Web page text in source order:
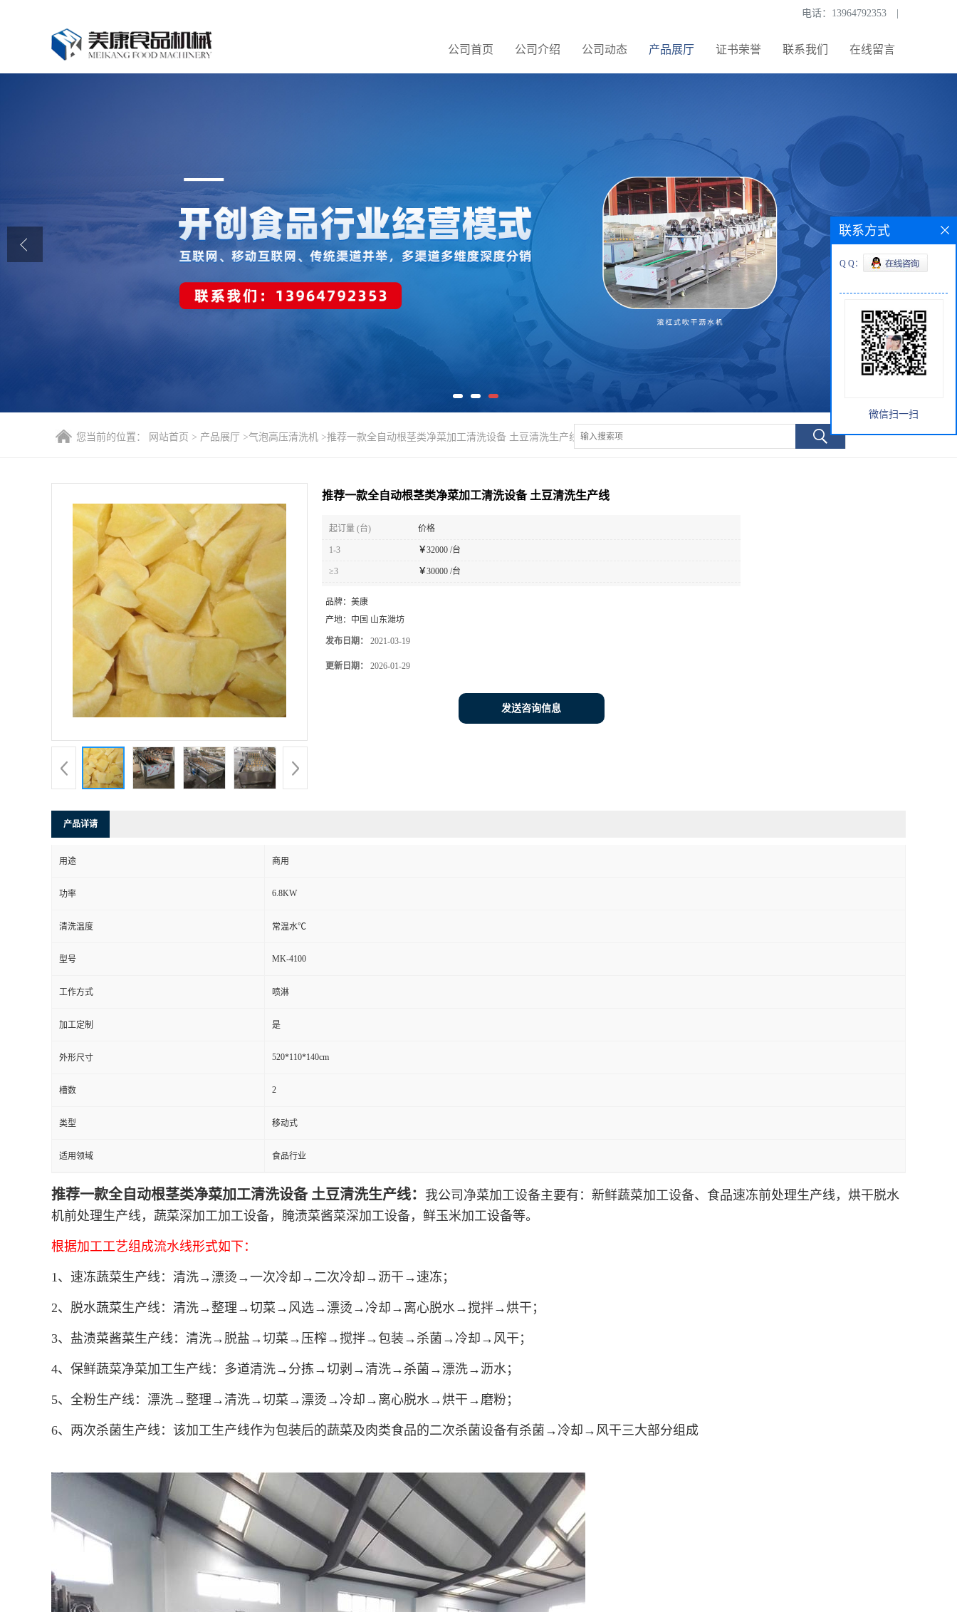
电话： 13964792353
公司首页 公司介绍 公司动态 产品展厅 证书荣誉 联系我们 在线留言
公司首页
在线留言
您当前的位置： 网站首页 > 产品展厅 >气泡高压清洗机 >推荐一款全自动根茎类净菜加工清洗设备 土豆清洗生产线
推荐一款全自动根茎类净菜加工清洗设备 土豆清洗生产线
起订量 (台) 价格
1-3 ￥32000 /台
≥3 ￥30000 /台
品牌： 美康
产地： 中国 山东潍坊
发布日期： 2021-03-19
更新日期： 2026-01-29
发送咨询信息
产品详请
用途 商用
功率 6.8KW
清洗温度 常温水℃
型号 MK-4100
工作方式 喷淋
加工定制 是
外形尺寸 520*110*140cm
槽数 2
类型 移动式
适用领域 食品行业
推荐一款全自动根茎类净菜加工清洗设备 土豆清洗生产线： 我公司净菜加工设备主要有：新鲜蔬菜加工设备、食品速冻前处理生产线，烘干脱水
机前处理生产线，蔬菜深加工加工设备，腌渍菜酱菜深加工设备，鲜玉米加工设备等。
根据加工工艺组成流水线形式如下：
1、速冻蔬菜生产线：清洗→漂烫→一次冷却→二次冷却→沥干→速冻；
2、脱水蔬菜生产线：清洗→整理→切菜→风选→漂烫→冷却→离心脱水→搅拌→烘干；
3、盐渍菜酱菜生产线：清洗→脱盐→切菜→压榨→搅拌→包装→杀菌→冷却→风干；
4、保鲜蔬菜净菜加工生产线：多道清洗→分拣→切剥→清洗→杀菌→漂洗→沥水；
5、全粉生产线：漂洗→整理→清洗→切菜→漂烫→冷却→离心脱水→烘干→磨粉；
6、两次杀菌生产线：该加工生产线作为包装后的蔬菜及肉类食品的二次杀菌设备有杀菌→冷却→风干三大部分组成
联系方式
Q Q：
微信扫一扫